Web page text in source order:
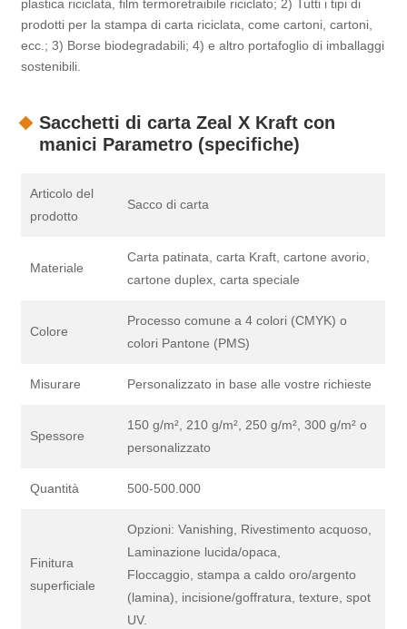
plastica riciclata, film termoretraibile riciclato; 2) Tutti i tipi di
prodotti per la stampa di carta riciclata, come cartoni, cartoni,
ecc.; 3) Borse biodegradabili; 4) e altro portafoglio di imballaggi
sostenibili.
Sacchetti di carta Zeal X Kraft con
manici Parametro (specifiche)
Articolo del
prodotto
Sacco di carta
Materiale
Carta patinata, carta Kraft, cartone avorio,
cartone duplex, carta speciale
Colore
Processo comune a 4 colori (CMYK) o
colori Pantone (PMS)
Misurare Personalizzato in base alle vostre richieste
Spessore
150 g/m², 210 g/m², 250 g/m², 300 g/m² o
personalizzato
Quantità 500-500.000
Finitura
superficiale
Opzioni: Vanishing, Rivestimento acquoso,
Laminazione lucida/opaca,
Floccaggio, stampa a caldo oro/argento
(lamina), incisione/goffratura, texture, spot
UV.